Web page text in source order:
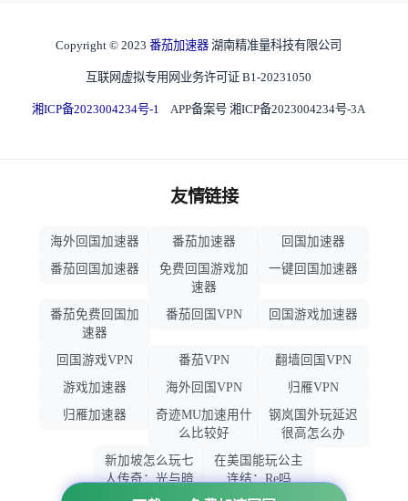
Copyright © 2023 番茄加速器 湖南精准量科技有限公司
互联网虚拟专用网业务许可证 B1-20231050
湘ICP备2023004234号-1 APP备案号 湘ICP备2023004234号-3A
友情链接
海外回国加速器 番茄加速器
回国加速器
番茄回国加速器
免费回国游戏加
速器
一键回国加速器
番茄免费回国加
速器
番茄回国VPN 回国游戏加速器
回国游戏VPN 番茄VPN
翻墙回国VPN
游戏加速器
海外回国VPN
归雁VPN
归雁加速器
奇迹MU加速用什
么比较好
钢岚国外玩延迟
很高怎么办
新加坡怎么玩七
人传奇：光与暗
之交战
在美国能玩公主
连结：Re吗